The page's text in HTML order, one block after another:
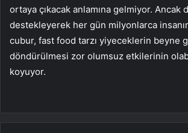
ortaya çıkacak anlamına gelmiyor. Ancak
destekleyerek her gün milyonlarca
cubur, fast food tarzı yiyeceklerin beyne
döndürülmesi zor olumsuz etkilerinin
koyuyor.